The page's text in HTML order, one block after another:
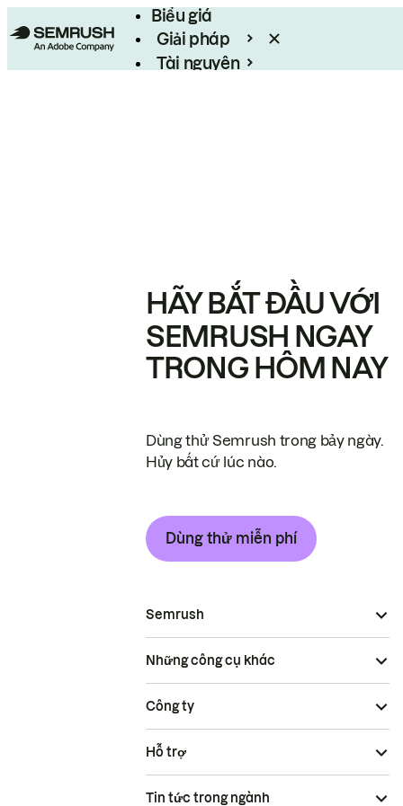
Biểu giá
Giải pháp
Tài nguyên
HÃY BẮT ĐẦU VỚI
SEMRUSH NGAY
TRONG HÔM NAY
Dùng thử Semrush trong bảy ngày.
Hủy bất cứ lúc nào.
Dùng thử miễn phí
Semrush
Những công cụ khác
Công ty
Hỗ trợ
Tin tức trong ngành